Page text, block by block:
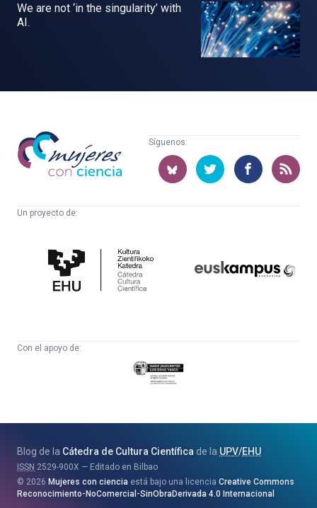
We are not ‘in the singularity’ with
AI.
Mujeres
con
ciencia
Síguenos:
Un proyecto de:
Cultura
Científica
Con el apoyo de:
Eusko
Jaurlaritza
eta
Berrikuntza
Saila
Blog de la Cátedra de Cultura Científica de la UPV/EHU
ISSN 2529-900X
Editado en Bilbao
2026 Mujeres con ciencia está bajo una licencia Creative Commons
Reconocimiento-NoComercial-SinObraDerivada 4.0 Internacional